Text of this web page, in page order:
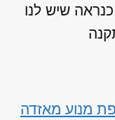
שיש לנו
מנוע מאזדה